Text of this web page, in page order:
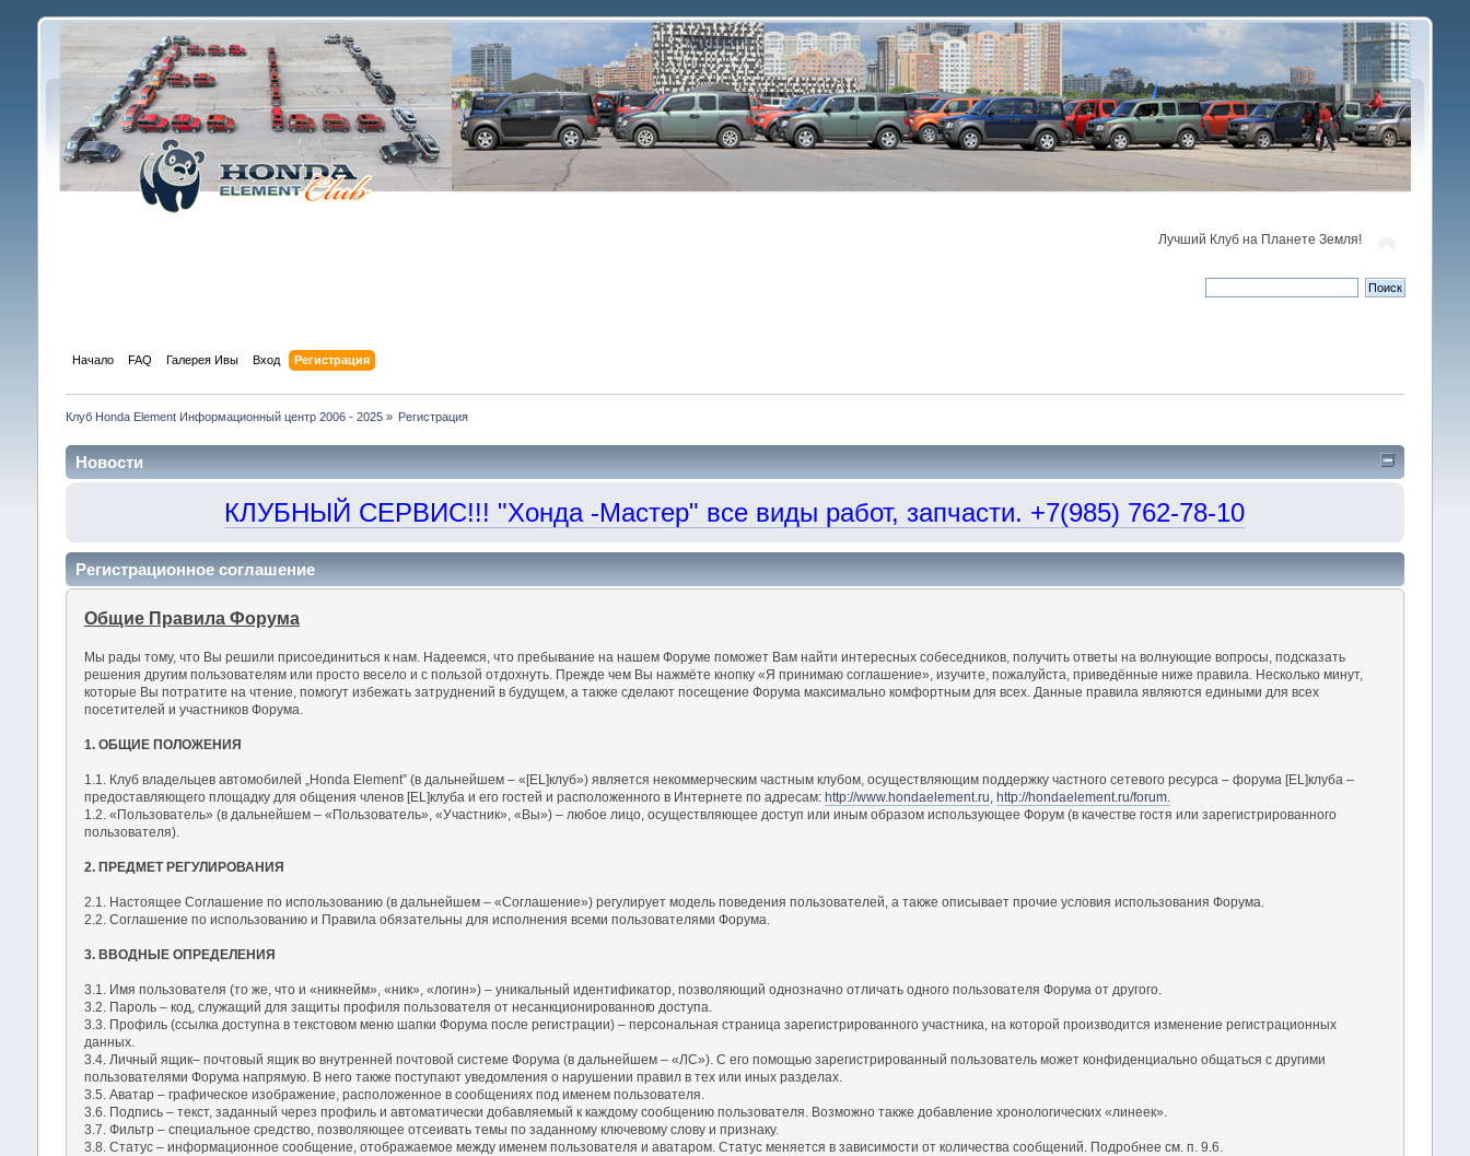
Лучший Клуб на Планете Земля!
Начало FAQ Галерея Ивы Вход Регистрация
Клуб Honda Element Информационный центр 2006 - 2025» Регистрация
Новости
КЛУБНЫЙ СЕРВИС!!! "Хонда -Мастер" все виды работ, запчасти. +7(985) 762-78-10
Регистрационное соглашение
Общие Правила Форума
Мы рады тому, что Вы решили присоединиться к нам. Надеемся, что пребывание на нашем Форуме поможет Вам найти интересных собеседников, получить ответы на волнующие вопросы, подсказать
решения другим пользователям или просто весело и с пользой отдохнуть. Прежде чем Вы нажмёте кнопку «Я принимаю соглашение», изучите, пожалуйста, приведённые ниже правила. Несколько минут,
которые Вы потратите на чтение, помогут избежать затруднений в будущем, а также сделают посещение Форума максимально комфортным для всех. Данные правила являются едиными для всех
посетителей и участников Форума.
1. ОБЩИЕ ПОЛОЖЕНИЯ
1.1. Клуб владельцев автомобилей „Honda Element” (в дальнейшем – «[EL]клуб») является некоммерческим частным клубом, осуществляющим поддержку частного сетевого ресурса – форума [EL]клуба –
предоставляющего площадку для общения членов [EL]клуба и его гостей и расположенного в Интернете по адресам: http://www.hondaelement.ru http://hondaelement.ru/forum.
1.2. «Пользователь» (в дальнейшем – «Пользователь», «Участник», «Вы») – любое лицо, осуществляющее доступ или иным образом использующее Форум (в качестве гостя или зарегистрированного
пользователя).
2. ПРЕДМЕТ РЕГУЛИРОВАНИЯ
2.1. Настоящее Соглашение по использованию (в дальнейшем – «Соглашение») регулирует модель поведения пользователей, а также описывает прочие условия использования Форума.
2.2. Соглашение по использованию и Правила обязательны для исполнения всеми пользователями Форума.
3. ВВОДНЫЕ ОПРЕДЕЛЕНИЯ
3.1. Имя пользователя (то же, что и «никнейм», «ник», «логин») – уникальный идентификатор, позволяющий однозначно отличать одного пользователя Форума от другого.
3.2. Пароль – код, служащий для защиты профиля пользователя от несанкционированного доступа.
3.3. Профиль (ссылка доступна в текстовом меню шапки Форума после регистрации) – персональная страница зарегистрированного участника, на которой производится изменение регистрационных
данных.
3.4. Личный ящик– почтовый ящик во внутренней почтовой системе Форума (в дальнейшем – «ЛС»). С его помощью зарегистрированный пользователь может конфиденциально общаться с другими
пользователями Форума напрямую. В него также поступают уведомления о нарушении правил в тех или иных разделах.
3.5. Аватар – графическое изображение, расположенное в сообщениях под именем пользователя.
3.6. Подпись – текст, заданный через профиль и автоматически добавляемый к каждому сообщению пользователя. Возможно также добавление хронологических «линеек».
3.7. Фильтр – специальное средство, позволяющее отсеивать темы по заданному ключевому слову и признаку.
3.8. Статус – информационное сообщение, отображаемое между именем пользователя и аватаром. Статус меняется в зависимости от количества сообщений. Подробнее см. п. 9.6.